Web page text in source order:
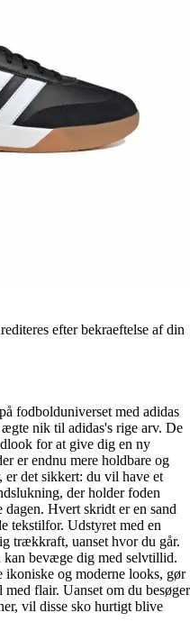
efter bekraeftelse af din
fodbolduniverset med adidas
nik til adidas's rige arv. De
for at give dig en ny
er endnu mere holdbare og
er det sikkert: du vil have et
der holder foden
Hvert skridt er en sand
tekstilfor. Udstyret med en
trækkraft, uanset hvor du går.
kan bevæge dig med selvtillid.
ikoniske og moderne looks, gør
flair. Uanset om du besøger
vil disse sko hurtigt blive